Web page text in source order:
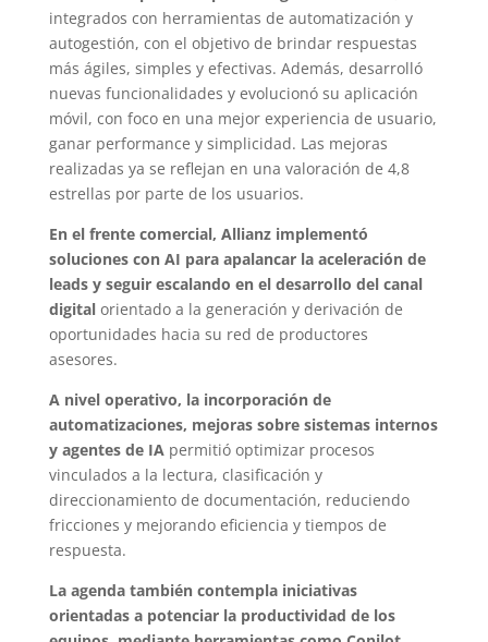
integrados con herramientas de automatización y
autogestión, con el objetivo de brindar respuestas
más ágiles, simples y efectivas. Además, desarrolló
nuevas funcionalidades y evolucionó su aplicación
móvil, con foco en una mejor experiencia de usuario,
ganar performance y simplicidad. Las mejoras
realizadas ya se reflejan en una valoración de 4,8
estrellas por parte de los usuarios.
En el frente comercial, Allianz implementó
soluciones con AI para apalancar la aceleración de
leads y seguir escalando en el desarrollo del canal
digitalorientado a la generación y derivación de
oportunidades hacia su red de productores
asesores.
A nivel operativo, la incorporación de
automatizaciones, mejoras sobre sistemas internos
y agentes de IApermitió optimizar procesos
vinculados a la lectura, clasificación y
direccionamiento de documentación, reduciendo
fricciones y mejorando eficiencia y tiempos de
respuesta.
La agenda también contempla iniciativas
orientadas a potenciar la productividad de los